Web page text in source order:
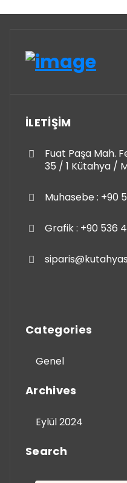
İLETİŞİM
Fuat Paşa Mah.
35 / 1 Kütahya /
Muhasebe : +90
Grafik : +90 536
Categories
Genel
Archives
Eylül 2024
Search